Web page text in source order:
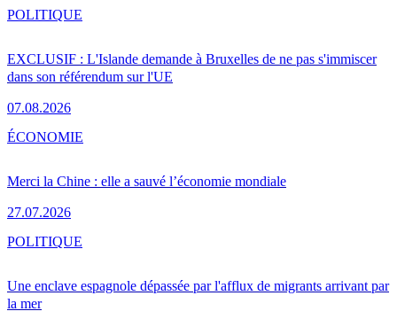
EXCLUSIF : L'Islande demande à Bruxelles de ne pas s'immiscer
dans son référendum sur l'UE
07.08.2026
POLITIQUE
Merci la Chine : elle a sauvé l’économie mondiale
27.07.2026
ÉCONOMIE
Une enclave espagnole dépassée par l'afflux de migrants arrivant par
la mer
POLITIQUE